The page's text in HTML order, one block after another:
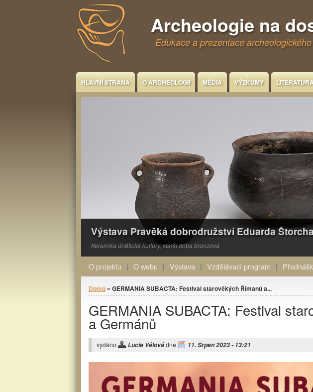
Archeologie na
Edukace a prezentace
HLAVNÍ STRANA O ARCHEOLOGII MÉDIA VÝZKUMY
Výstava Pravěká dobrodružství Eduarda Štorcha
Keramika únětické kultury, starší doba bronzová
O projektu O webu Výstava Vzdělávací program
Jste zde
Domů » GERMANIA SUBACTA: Festival starověkých Římanů a...
GERMANIA SUBACTA: Festival
a Germánů
vydáno Lucie Vélovádne 11. Srpen 2023 - 13:21